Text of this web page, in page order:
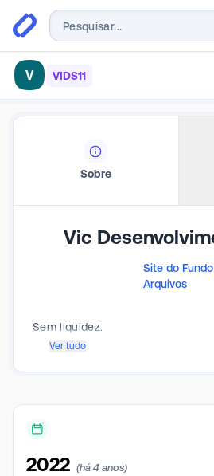
V VIDS11
Sobre
Site do Fundo
Arquivos
Sem liquidez.
Ver tudo
2022 (há 4 anos)